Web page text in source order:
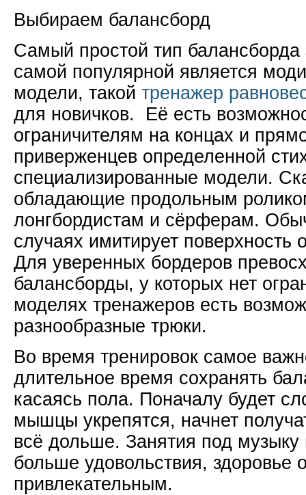
Выбираем балансборд
Самый простой тип
самой популярной является
модели, такой тренажер
для новичков. Её есть
ограничителям на концах и
приверженцев определенной
специализированные модели.
обладающие продольным
лонгбордистам и сёрферам.
случаях имитирует поверхность
Для уверенных бордеров
балансборды, у которых нет
моделях тренажеров есть
разнообразные трюки.
Во время тренировок самое
длительное время сохранять
касаясь пола. Поначалу будет
мышцы укрепятся, начнет
всё дольше. Занятия под музыку
больше удовольствия, здоровье
привлекательным.